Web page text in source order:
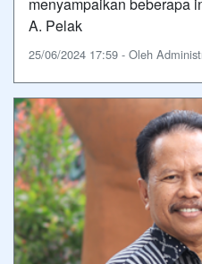
A. Pelak
25/06/2024 17:59 - Oleh